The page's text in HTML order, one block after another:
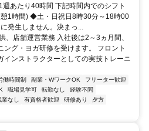
あたり40時間 下記時間内でのシフト
1時間) ◆土・日祝日8時30分～18時00
発生しません。決まっ...
、店舗運営業務 入社後は2～3ヵ月間、
ング・ヨガ研修を受けます。 フロント
インストラクターとしての実技トレーニ
働時間制 副業・WワークOK
フリーター歓迎
職場見学可 転勤なし
経験不問
業なし 有資格者歓迎 研修あり
夕方